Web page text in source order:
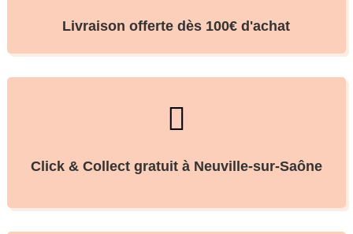
Livraison offerte dès 100€ d'achat

Click & Collect gratuit à Neuville-sur-Saône